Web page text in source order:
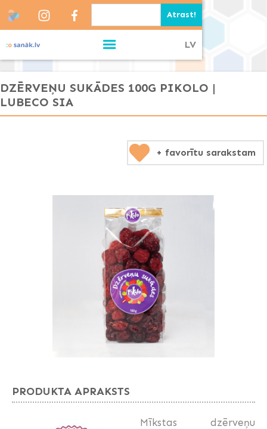
LV
DZĒRVEŅU SUKĀDES 100G PIKOLO |
LUBECO SIA
+ favorītu sarakstam
PRODUKTA APRAKSTS
Mīkstas dzērveņu